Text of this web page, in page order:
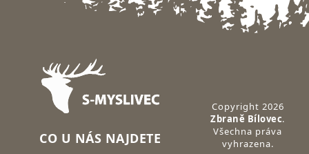
Zápatí
CO U NÁS NAJDETE
Copyright 2026
Zbraně Bílovec.
Všechna práva
vyhrazena.